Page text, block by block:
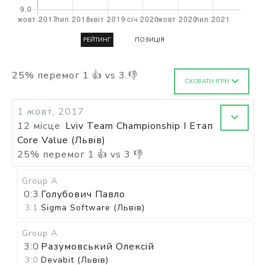
25% перемог 1 👍 vs 3 👎 СХОВАТИ ІГРИ
1 жовт, 2017
12 місце Lviv Team Championship I Етап
Core Value (Львів)
25% перемог 1 👍 vs 3 👎
Group A
0:3 Голубович Павло
3:1 Sigma Software (Львів)
Group A
3:0 Разумовський Олексій
3:0 Devabit (Львів)
РЕЙТИНГ ПОЗИЦІЯ